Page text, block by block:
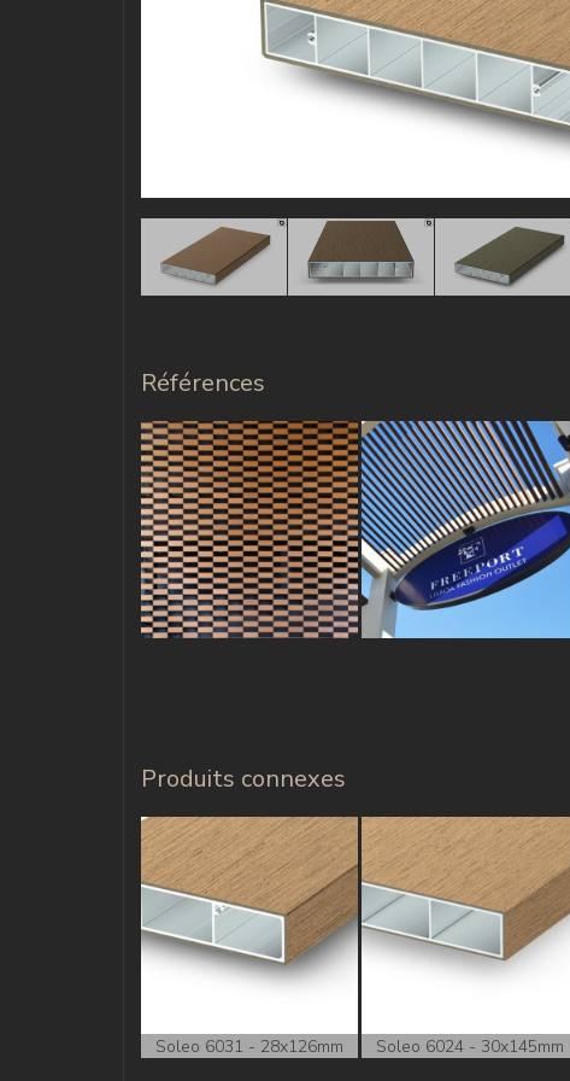
Références
Produits connexes
Soleo 6031 - 28x126mm Soleo 6024 - 30x145mm